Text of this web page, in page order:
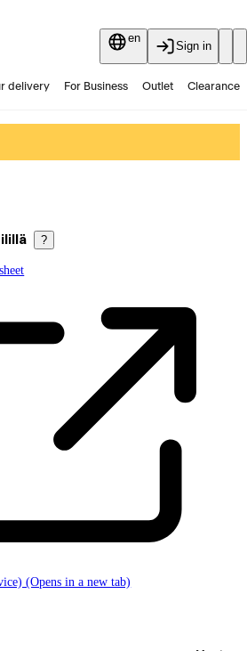
en
Sign in
delivery For Business Outlet Clearance
?
(Opens in a new tab)